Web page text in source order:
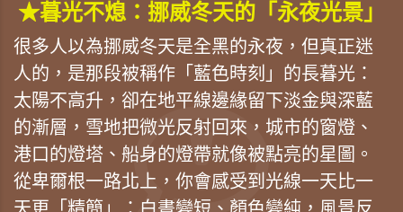
★暮光不熄：挪威冬天的「永夜光景」
很多人以為挪威冬天是全黑的永夜，但真正迷
人的，是那段被稱作「藍色時刻」的長暮光：
太陽不高升，卻在地平線邊緣留下淡金與深藍
的漸層，雪地把微光反射回來，城市的窗燈、
港口的燈塔、船身的燈帶就像被點亮的星圖。
從卑爾根一路北上，你會感受到光線一天比一